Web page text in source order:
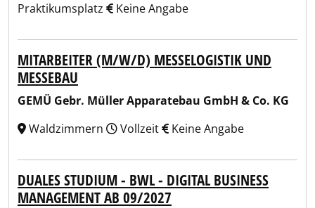
Praktikumsplatz
Keine Angabe
MITARBEITER (M/W/D) MESSELOGISTIK UND
MESSEBAU
GEMÜ Gebr. Müller Apparatebau GmbH & Co. KG
Waldzimmern
Vollzeit Keine Angabe
DUALES STUDIUM - BWL - DIGITAL BUSINESS
MANAGEMENT AB 09/2027